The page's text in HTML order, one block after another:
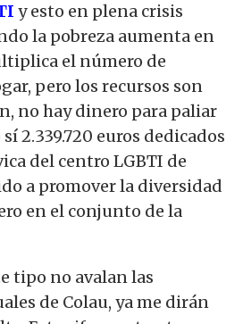
y esto en plena crisis
la pobreza aumenta en
el número de
pero los recursos son
no hay dinero para paliar
2.339.720 euros dedicados
del centro LGBTI de
a promover la diversidad
en el conjunto de la
tipo no avalan las
de Colau, ya me dirán